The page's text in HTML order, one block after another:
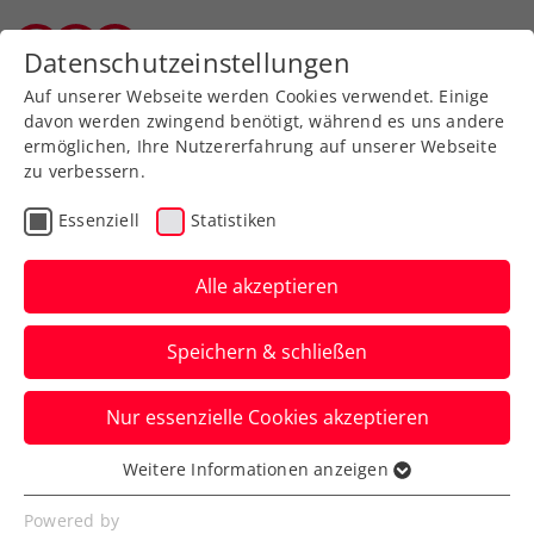
Zurück zur Newsübersicht
Turniere
Kopp krönt perfekte
Woche in Telfs mit
klarem Finalsieg
Der Tiroler feiert seinen bisher größten
Karrieretitel.
Verfasst von: , 23.07.2023
Datenschutzeinstellungen
Auf unserer Webseite werden Cookies verwendet. Einige
davon werden zwingend benötigt, während es uns andere
ermöglichen, Ihre Nutzererfahrung auf unserer Webseite
zu verbessern.
Essenziell Statistiken
Alle akzeptieren
Speichern & schließen
Nur essenzielle Cookies akzeptieren
Essenziell
Essenzielle Cookies werden für grundlegende
Weitere Informationen anzeigen
Powered by